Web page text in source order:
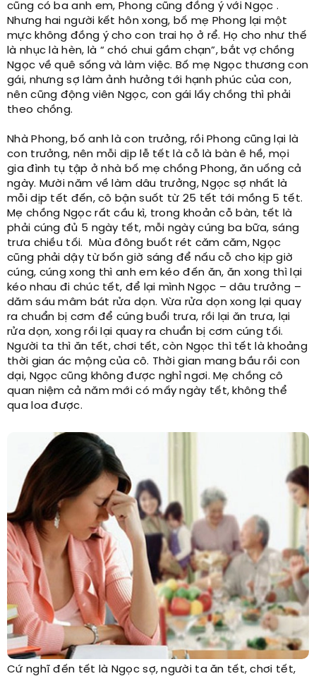
cũng có ba anh em, Phong cũng đồng ý với Ngọc .
Nhưng hai người kết hôn xong, bố mẹ Phong lại một
mực không đồng ý cho con trai họ ở rể. Họ cho như thế
là nhục là hèn, là “ chó chui gầm chạn”, bắt vợ chồng
Ngọc về quê sống và làm việc. Bố mẹ Ngọc thương con
gái, nhưng sợ làm ảnh hưởng tới hạnh phúc của con,
nên cũng động viên Ngọc, con gái lấy chồng thì phải
theo chồng.
Nhà Phong, bố anh là con trưởng, rồi Phong cũng lại là
con trưởng, nên mỗi dịp lễ tết là cỗ là bàn ê hề, mọi
gia đình tụ tập ở nhà bố mẹ chồng Phong, ăn uống cả
ngày. Mười năm về làm dâu trưởng, Ngọc sợ nhất là
mỗi dịp tết đến, cô bận suốt từ 25 tết tới mồng 5 tết.
Mẹ chồng Ngọc rất cầu kì, trong khoản cỗ bàn, tết là
phải cúng đủ 5 ngày tết, mỗi ngày cúng ba bữa, sáng
trưa chiều tối. Mùa đông buốt rét căm căm, Ngọc
cũng phải dậy từ bốn giờ sáng để nấu cỗ cho kịp giờ
cúng, cúng xong thì anh em kéo đến ăn, ăn xong thì lại
kéo nhau đi chúc tết, để lại mình Ngọc – dâu trưởng –
dăm sáu mâm bát rửa dọn. Vừa rửa dọn xong lại quay
ra chuẩn bị cơm để cúng buổi trưa, rồi lại ăn trưa, lại
rửa dọn, xong rồi lại quay ra chuẩn bị cơm cúng tối.
Người ta thì ăn tết, chơi tết, còn Ngọc thì tết là khoảng
thời gian ác mộng của cô. Thời gian mang bầu rồi con
dại, Ngọc cũng không được nghỉ ngơi. Mẹ chồng cô
quan niệm cả năm mới có mấy ngày tết, không thể
qua loa được.
Cứ nghĩ đến tết là Ngọc sợ, người ta ăn tết, chơi tết,